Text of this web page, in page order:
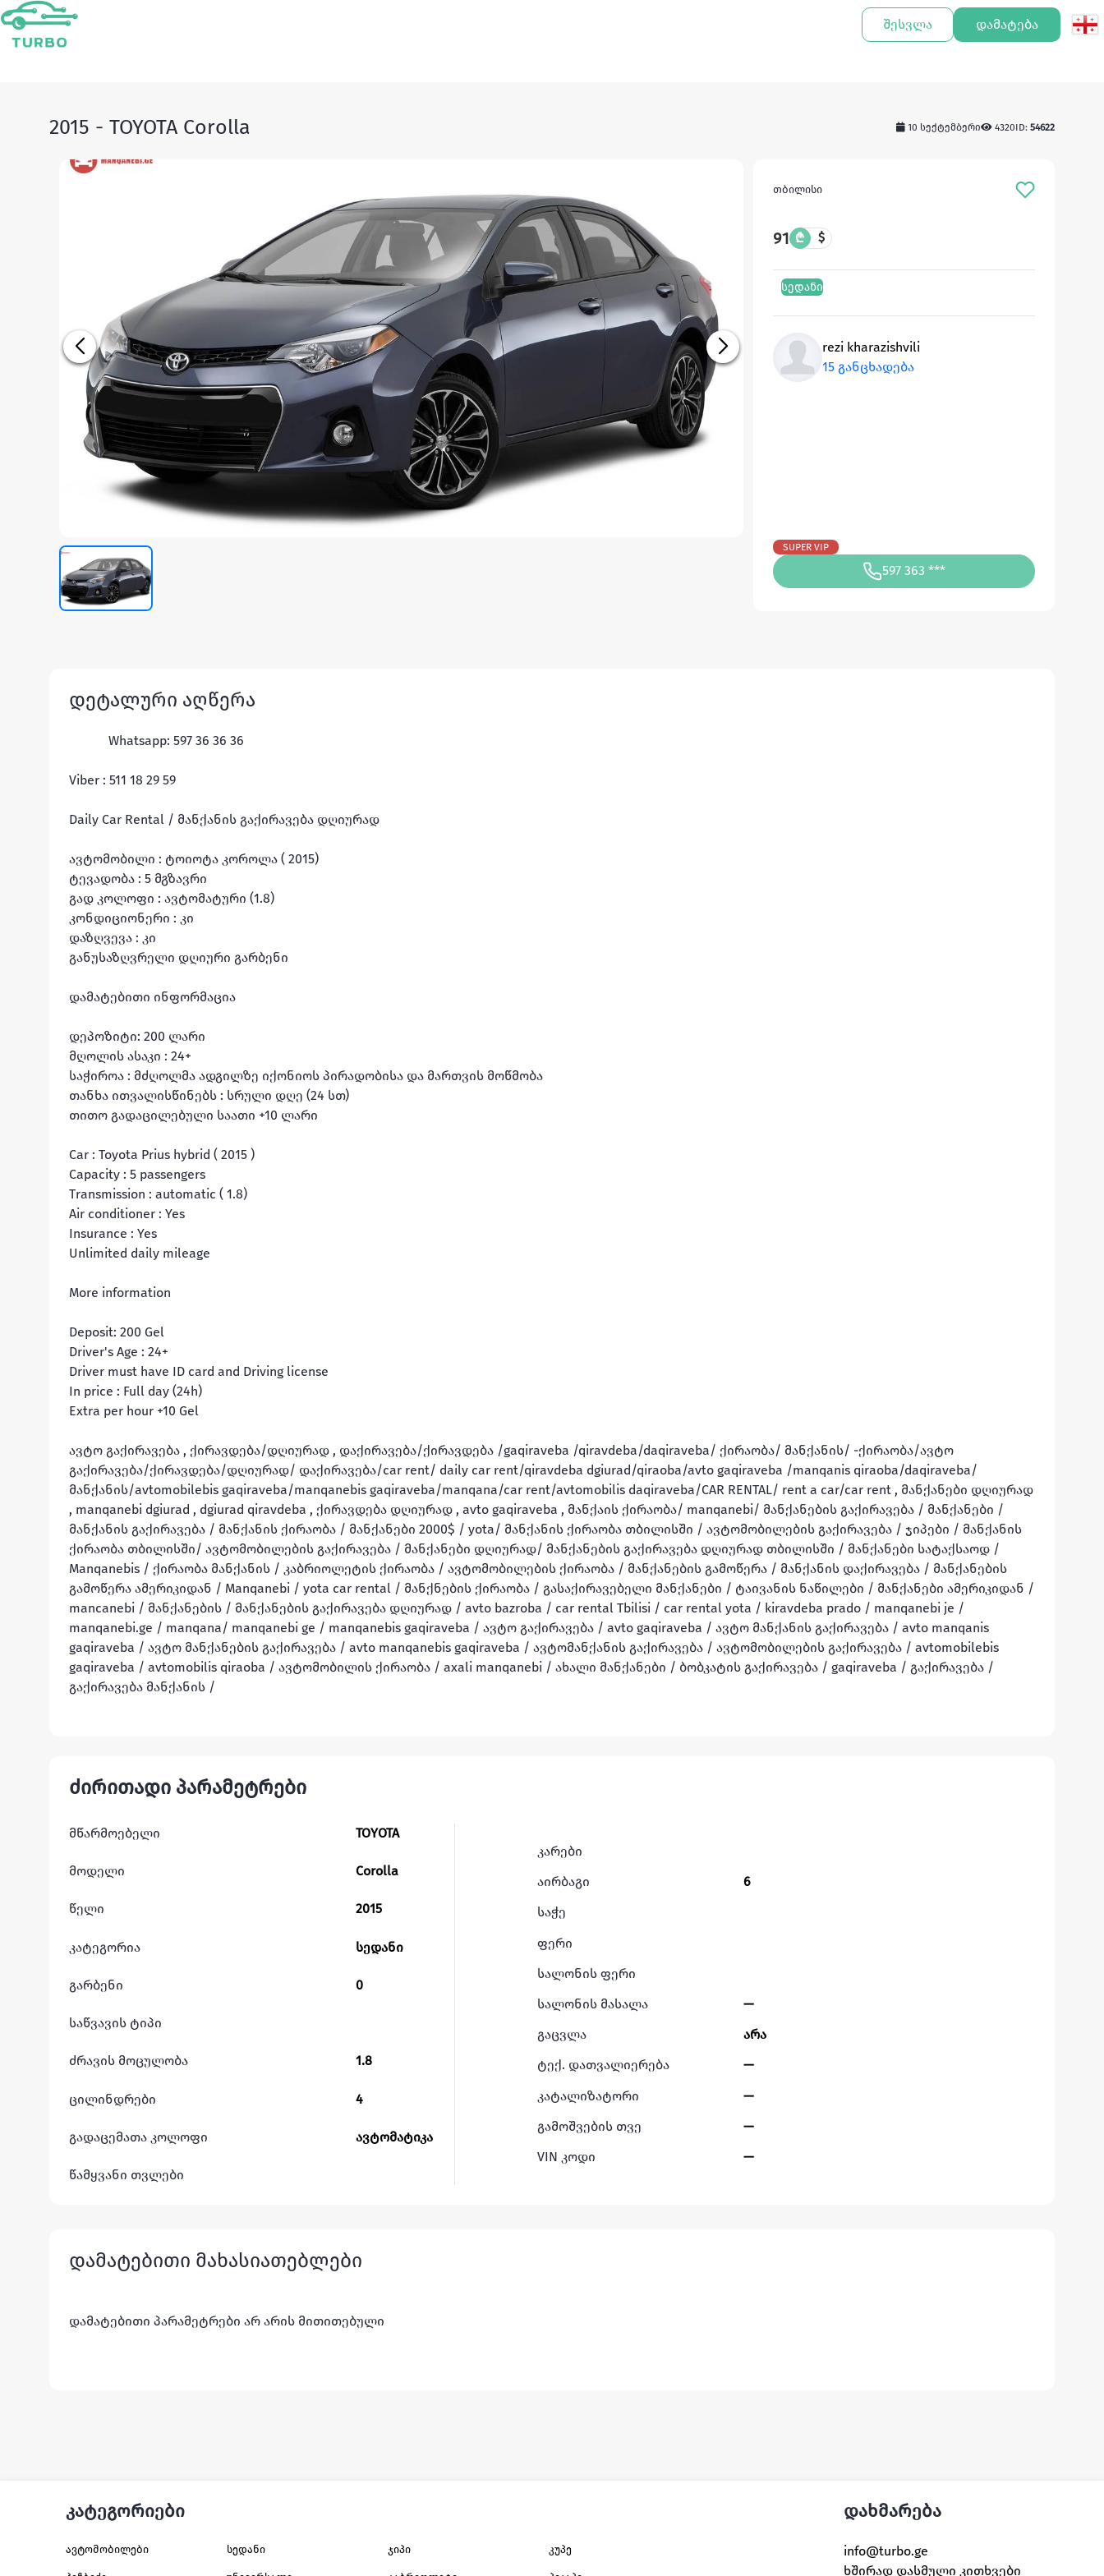
შესვლა დამატება
2015 - TOYOTA Corolla 10 სექტემბერი 4320ID: 54622
თბილისი
91 ₾ $
სედანი
rezi kharazishvili
15 განცხადება
SUPER VIP
597 363 ***
დეტალური აღწერა
Whatsapp: 597 36 36 36
Viber : 511 18 29 59
Daily Car Rental / მანქანის გაქირავება დღიურად
ავტომობილი : ტოიოტა კოროლა ( 2015)
ტევადობა : 5 მგზავრი
გად კოლოფი : ავტომატური (1.8)
კონდიციონერი : კი
დაზღვევა : კი
განუსაზღვრელი დღიური გარბენი
დამატებითი ინფორმაცია
დეპოზიტი: 200 ლარი
მღოლის ასაკი : 24+
საჭიროა : მძღოლმა ადგილზე იქონიოს პირადობისა და მართვის მოწმობა
თანხა ითვალისწინებს : სრული დღე (24 სთ)
თითო გადაცილებული საათი +10 ლარი
Car : Toyota Prius hybrid ( 2015 )
Capacity : 5 passengers
Transmission : automatic ( 1.8)
Air conditioner : Yes
Insurance : Yes
Unlimited daily mileage
More information
Deposit: 200 Gel
Driver's Age : 24+
Driver must have ID card and Driving license
In price : Full day (24h)
Extra per hour +10 Gel
ავტო გაქირავება , ქირავდება/დღიურად , დაქირავება/ქირავდება /gaqiraveba /qiravdeba/daqiraveba/ ქირაობა/ მანქანის/ -ქირაობა/ავტო
გაქირავება/ქირავდება/დღიურად/ დაქირავება/car rent/ daily car rent/qiravdeba dgiurad/qiraoba/avto gaqiraveba /manqanis qiraoba/daqiraveba/
მანქანის/avtomobilebis gaqiraveba/manqanebis gaqiraveba/manqana/car rent/avtomobilis daqiraveba/CAR RENTAL/ rent a car/car rent , მანქანები დღიურად
, manqanebi dgiurad , dgiurad qiravdeba , ქირავდება დღიურად , avto gaqiraveba , მანქაის ქირაობა/ manqanebi/ მანქანების გაქირავება / მანქანები /
მანქანის გაქირავება / მანქანის ქირაობა / მანქანები 2000$ / yota/ მანქანის ქირაობა თბილისში / ავტომობილების გაქირავება / ჯიპები / მანქანის
ქირაობა თბილისში/ ავტომობილების გაქირავება / მანქანები დღიურად/ მანქანების გაქირავება დღიურად თბილისში / მანქანები სატაქსაოდ /
Manqanebis / ქირაობა მანქანის / კაბრიოლეტის ქირაობა / ავტომობილების ქირაობა / მანქანების გამოწერა / მანქანის დაქირავება / მანქანების
გამოწერა ამერიკიდან / Manqanebi / yota car rental / მანქნების ქირაობა / გასაქირავებელი მანქანები / ტაივანის ნაწილები / მანქანები ამერიკიდან /
mancanebi / მანქანების / მანქანების გაქირავება დღიურად / avto bazroba / car rental Tbilisi / car rental yota / kiravdeba prado / manqanebi je /
manqanebi.ge / manqana/ manqanebi ge / manqanebis gaqiraveba / ავტო გაქირავება / avto gaqiraveba / ავტო მანქანის გაქირავება / avto manqanis
gaqiraveba / ავტო მანქანების გაქირავება / avto manqanebis gaqiraveba / ავტომანქანის გაქირავება / ავტომობილების გაქირავება / avtomobilebis
gaqiraveba / avtomobilis qiraoba / ავტომობილის ქირაობა / axali manqanebi / ახალი მანქანები / ბობკატის გაქირავება / gaqiraveba / გაქირავება /
გაქირავება მანქანის /
ძირითადი პარამეტრები
მწარმოებელი TOYOTA
მოდელი Corolla
წელი 2015
კატეგორია სედანი
გარბენი 0
საწვავის ტიპი
ძრავის მოცულობა 1.8
ცილინდრები 4
გადაცემათა კოლოფი ავტომატიკა
წამყვანი თვლები
კარები
აირბაგი
6
საჭე
ფერი
სალონის ფერი
სალონის მასალა
—
გაცვლა
არა
ტექ. დათვალიერება
—
კატალიზატორი
—
გამოშვების თვე
—
VIN კოდი
—
დამატებითი მახასიათებლები
დამატებითი პარამეტრები არ არის მითითებული
კატეგორიები
ავტომობილები სედანი ჯიპი კუპე
დახმარება
info@turbo.ge
ხშირად დასმული კითხვები